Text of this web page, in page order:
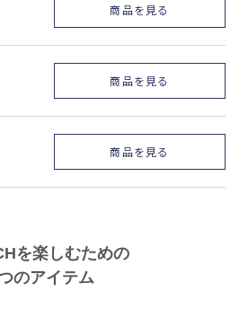
商品を見る
商品を見る
商品を見る
を楽しむための
のアイテム